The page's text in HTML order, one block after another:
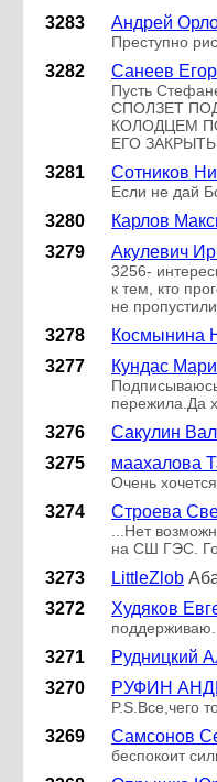
3283
Андрей
Преступно
3282 Санеев Егор
Пусть
СПОЛЗЕТ
КОЛОДЦЕМ
ЕГО
3281 Сотников
Если не дай
3280 Карлов
3279
Акулевич
3256-
к тем, кто
не
3278 Космынина
3277
Кундас
пережила.Да
3276 Сакулин
3275
маахалова
Очень
3274 Строева
...Нет
на СШ ГЭС.
3273 LittleZlob
3272
Худяков
поддерживаю.
3271 Рудницкий
3270
РУФИН
P.S.Все,чего
3269 Самсонов
беспокоит